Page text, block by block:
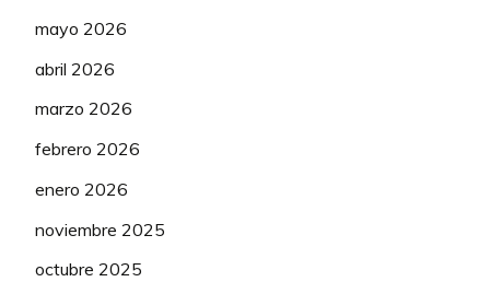
mayo 2026
abril 2026
marzo 2026
febrero 2026
enero 2026
noviembre 2025
octubre 2025